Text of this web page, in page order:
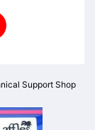
Support Shop